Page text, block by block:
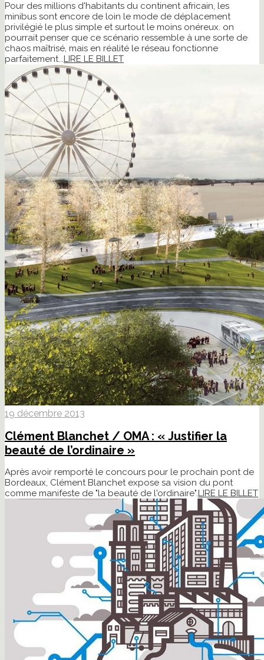
Pour des millions d'habitants du continent africain, les
minibus sont encore de loin le mode de déplacement
privilégié le plus simple et surtout le moins onéreux. on
pourrait penser que ce scénario ressemble à une sorte de
chaos maîtrisé, mais en réalité le réseau fonctionne
parfaitement...LIRE LE BILLET
19 décembre 2013
Clément Blanchet / OMA : « Justifier la
beauté de l’ordinaire »
Après avoir remporté le concours pour le prochain pont de
Bordeaux, Clément Blanchet expose sa vision du pont
comme manifeste de "la beauté de l'ordinaire".LIRE LE BILLET